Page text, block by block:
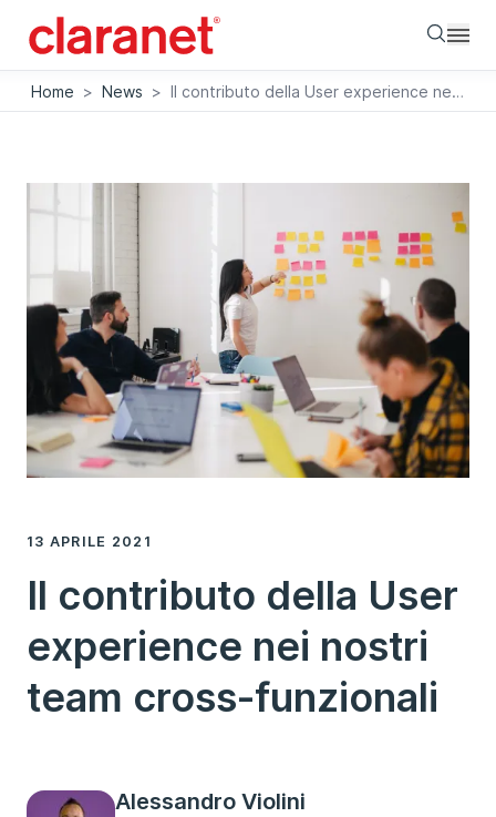
Home > News > Il contributo della User experience nei nostri team cross-funzionali
13 APRILE 2021
Il contributo della User
experience nei nostri
team cross-funzionali
Alessandro Violini